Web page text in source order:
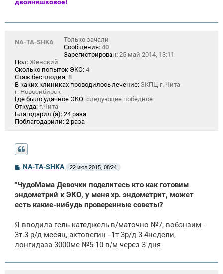
двойняшковое!
NA-TA-SHKA
Только зачали
Сообщения: 40
Зарегистрирован: 25 май 2014, 13:11
Пол: Женский
Сколько попыток ЭКО: 4
Стаж бесплодия: 8
В каких клиниках проводилось лечение: ЗКПЦ г. Чита
г. Новосибирск
Где было удачное ЭКО: следующее победное
Откуда: г.Чита
Благодарил (а): 24 раза
Поблагодарили: 2 раза
С
о
б
щ
е
н
NA-TA-SHKA 22 июл 2015, 08:24
"ЧудоМама Девочки поделитесь кто как готовим
эндометрий к ЭКО, у меня хр. эндометрит, может
есть какие-нибудь проверенные советы?
Я вводила гель катеджель в/маточно №7, вобэнзим -
3т.3 р/д месяц, актовегин - 1т 3р/д 3-4недели,
лонгидаза 3000мe №5-10 в/м через 3 дня